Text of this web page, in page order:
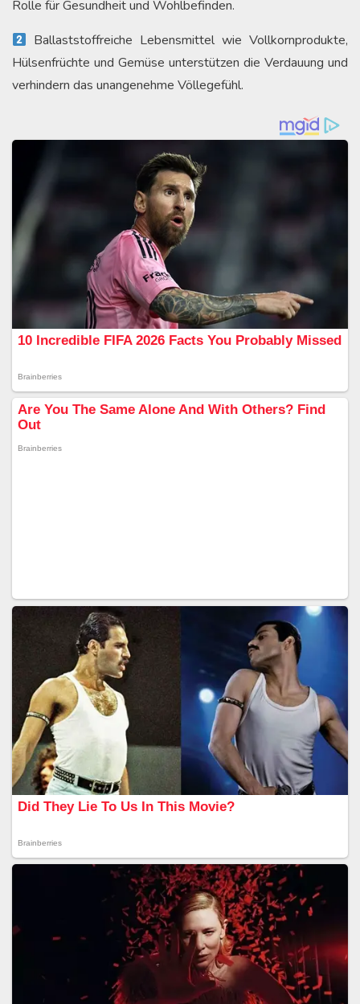
Rolle für Gesundheit und Wohlbefinden.
Ballaststoffreiche Lebensmittel wie Vollkornprodukte,
Hülsenfrüchte und Gemüse unterstützen die Verdauung und
verhindern das unangenehme Völlegefühl.